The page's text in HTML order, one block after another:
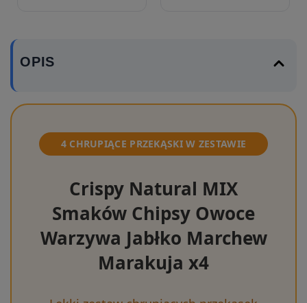
OPIS
4 CHRUPIĄCE PRZEKĄSKI W ZESTAWIE
Crispy Natural MIX
Smaków Chipsy Owoce
Warzywa Jabłko Marchew
Marakuja x4